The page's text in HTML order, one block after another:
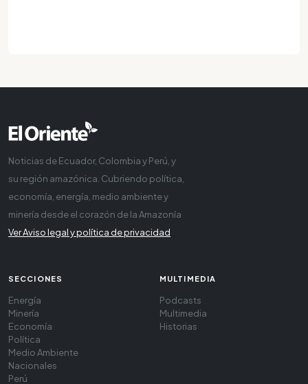
Noticias de Ecuador, Colombia y Perú, y
su región amazónica. Cubriendo política,
economía, energía, medio ambiente y
minería desde el corazón de la Amazonía
Ver Aviso legal y política de privacidad
SECCIONES
Energía
Minería
Economía
Política
Medio Ambiente
Nacionales
Perú
MULTIMEDIA
Podcasts
Multimedia
Historias